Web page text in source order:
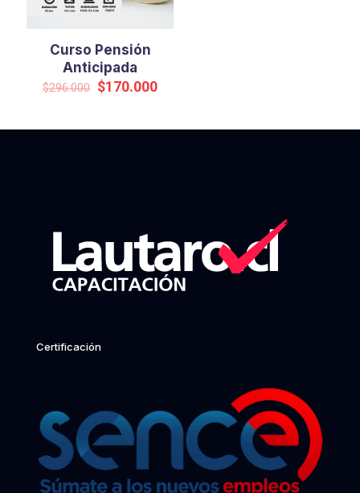
Curso Pensión
Anticipada
$296.000 Original
$296.000.
$170.000Current
$170.000.
Certificación